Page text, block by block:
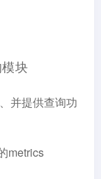
块
并提供查询功
metrics